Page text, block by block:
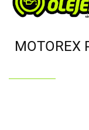
MOTOREX